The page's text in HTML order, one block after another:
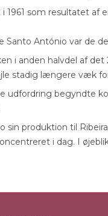
1961 som resultatet af
Santo António var de
i anden halvdel af
stadig længere væk
udfordring begyndte
sin produktion til
i dag. I